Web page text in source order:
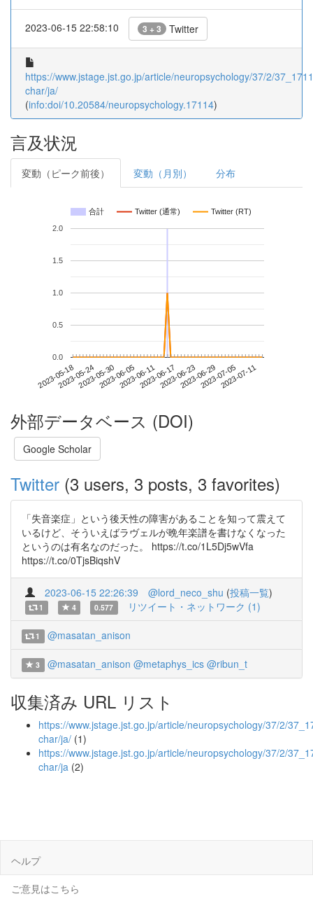
2023-06-15 22:58:10 3 + 3 Twitter
https://www.jstage.jst.go.jp/article/neuropsychology/37/2/
char/ja/
(info:doi/10.20584/neuropsychology.17114)
言及状況
変動（ピーク前後） 変動（月別） 分布
合計 Twitter (通常) Twitter (RT)
2023-05-182023-05-242023-05-302023-06-052023-06-112023-06-172023-06-232023-06-292023-07-052023-07-11
0.0
0.5
1.0
1.5
2.0
外部データベース (DOI)
Google Scholar
Twitter (3 users, 3 posts, 3 favorites)
「失音楽症」という後天性の障害があることを知って震えて
いるけど、そういえばラヴェルが晩年楽譜を書けなくなった
というのは有名なのだった。 https://t.co/1L5Dj5wVfa
https://t.co/0TjsBiqshV
2023-06-15 22:26:39 @lord_neco_shu (投稿一覧)
1 4 0.577 リツイート・ネットワーク (1)
1 @masatan_anison
3 @masatan_anison @metaphys_ics @ribun_t
収集済み URL リスト
https://www.jstage.jst.go.jp/article/neuropsychology/37/2/
char/ja/ (1)
https://www.jstage.jst.go.jp/article/neuropsychology/37/2/
char/ja (2)
ヘルプ
ご意見はこちら